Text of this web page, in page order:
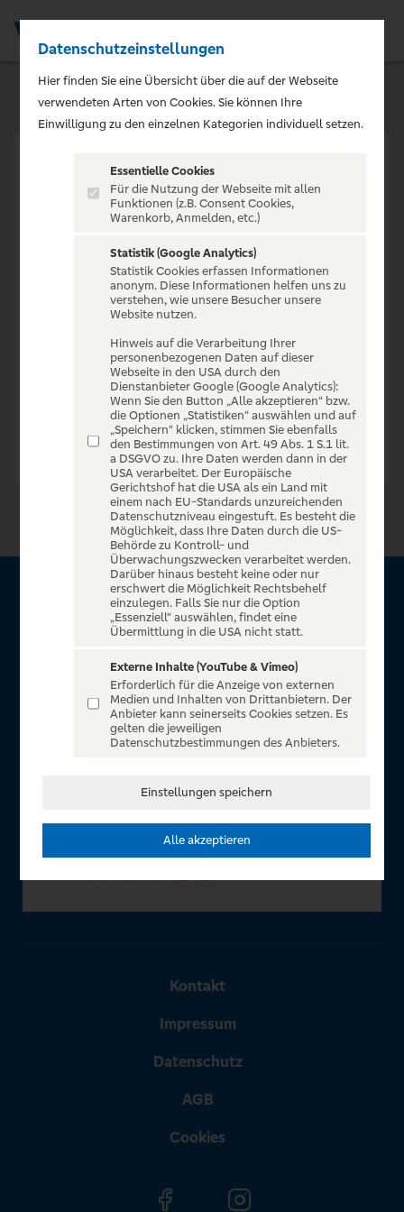
VERANSTALTUNG NICHT
GEFUNDEN
Zur Startseite
Über VR Entertain
für alle Kunden der Volksbanken Raiffeisenbanken. Auf
unserem einzigartigen Portal finden Sie Tickets für
atemberaubende Konzerte, Musicals und Shows, die
Fußball-Bundesliga sowie die Champions League und die
In Zusammenarbeit mit
Kontakt
Impressum
Datenschutz
AGB
Cookies
Datenschutzeinstellungen
Hier finden Sie eine Übersicht über die auf der Webseite
verwendeten Arten von Cookies. Sie können Ihre
Einwilligung zu den einzelnen Kategorien individuell setzen.
Essentielle Cookies
Für die Nutzung der Webseite mit allen
Funktionen (z.B. Consent Cookies,
Warenkorb, Anmelden, etc.)
Statistik (Google Analytics)
Statistik Cookies erfassen Informationen
anonym. Diese Informationen helfen uns zu
verstehen, wie unsere Besucher unsere
Website nutzen.
Hinweis auf die Verarbeitung Ihrer
personenbezogenen Daten auf dieser
Webseite in den USA durch den
Dienstanbieter Google (Google Analytics):
Wenn Sie den Button „Alle akzeptieren“ bzw.
die Optionen „Statistiken“ auswählen und auf
„Speichern“ klicken, stimmen Sie ebenfalls
den Bestimmungen von Art. 49 Abs. 1 S.1 lit.
a DSGVO zu. Ihre Daten werden dann in der
USA verarbeitet. Der Europäische
Gerichtshof hat die USA als ein Land mit
einem nach EU-Standards unzureichenden
Datenschutzniveau eingestuft. Es besteht die
Möglichkeit, dass Ihre Daten durch die US-
Behörde zu Kontroll- und
Überwachungszwecken verarbeitet werden.
Darüber hinaus besteht keine oder nur
erschwert die Möglichkeit Rechtsbehelf
einzulegen. Falls Sie nur die Option
„Essenziell“ auswählen, findet eine
Übermittlung in die USA nicht statt.
Externe Inhalte (YouTube & Vimeo)
Erforderlich für die Anzeige von externen
Medien und Inhalten von Drittanbietern. Der
Anbieter kann seinerseits Cookies setzen. Es
gelten die jeweiligen
Datenschutzbestimmungen des Anbieters.
Einstellungen speichern
Alle akzeptieren